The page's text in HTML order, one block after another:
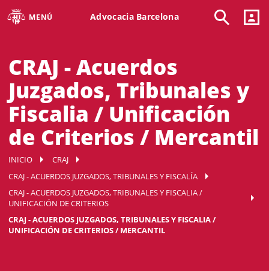
MENÚ Advocacia Barcelona
CRAJ - Acuerdos
Juzgados, Tribunales y
Fiscalia / Unificación
de Criterios / Mercantil
INICIO
CRAJ
CRAJ - ACUERDOS JUZGADOS, TRIBUNALES Y FISCALÍA
CRAJ - ACUERDOS JUZGADOS, TRIBUNALES Y FISCALIA /
UNIFICACIÓN DE CRITERIOS
CRAJ - ACUERDOS JUZGADOS, TRIBUNALES Y FISCALIA /
UNIFICACIÓN DE CRITERIOS / MERCANTIL